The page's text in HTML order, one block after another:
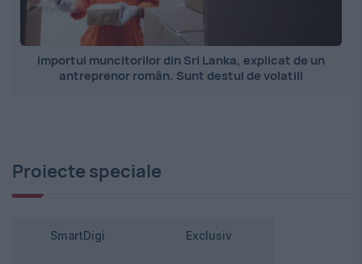
Importul muncitorilor din Sri Lanka, explicat de un
antreprenor român. Sunt destul de volatili
Proiecte speciale
SmartDigi Exclusiv